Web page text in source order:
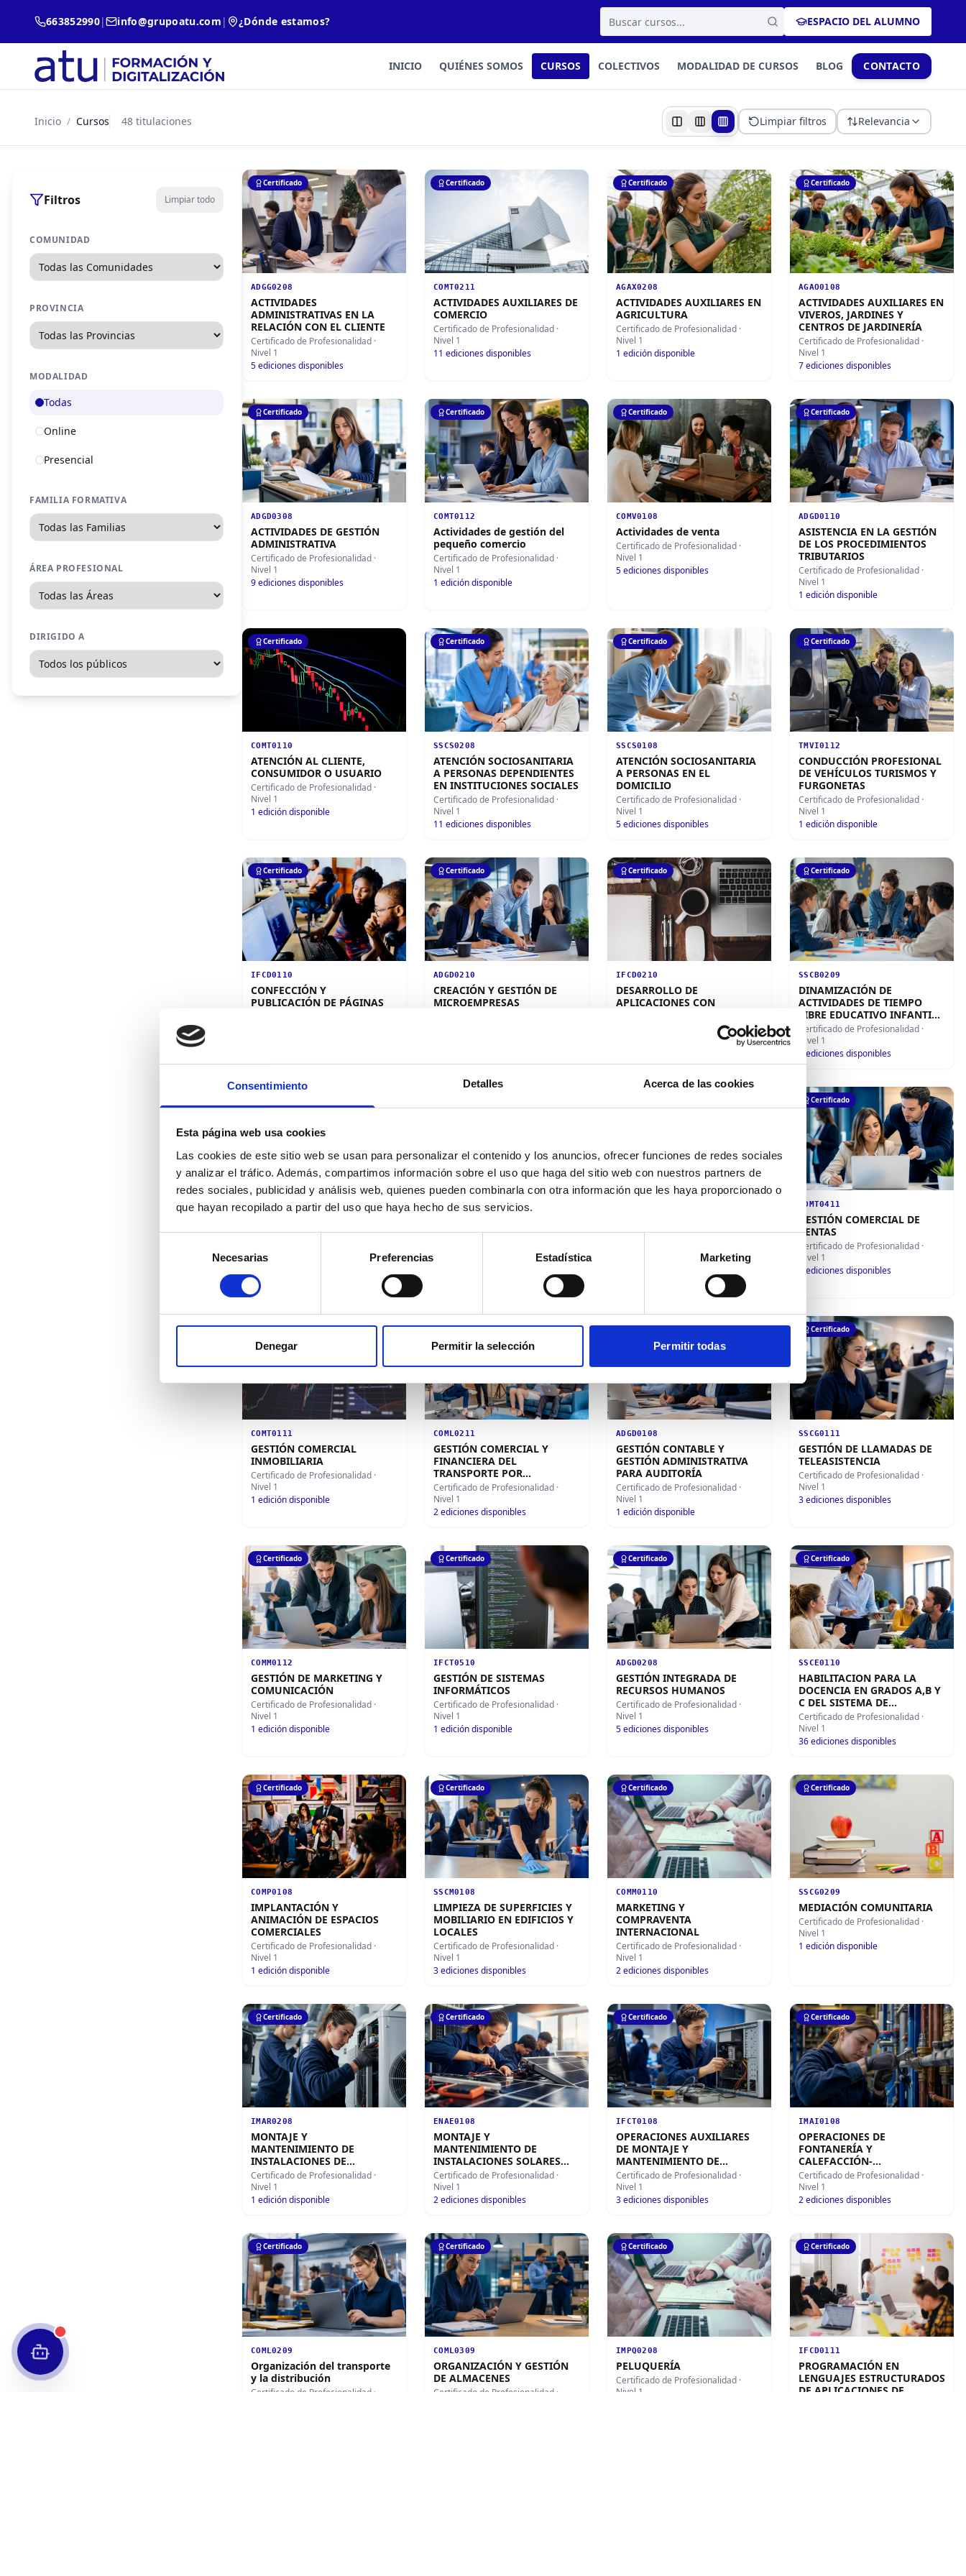
Consentimiento Detalles Acerca de las cookies
Esta página web usa cookies
Las cookies de este sitio web se usan para personalizar el contenido y los anuncios, ofrecer funciones de redes sociales
y analizar el tráfico. Además, compartimos información sobre el uso que haga del sitio web con nuestros partners de
redes sociales, publicidad y análisis web, quienes pueden combinarla con otra información que les haya proporcionado o
que hayan recopilado a partir del uso que haya hecho de sus servicios.
consentimiento
Necesarias Preferencias Estadística Marketing
Denegar Permitir la selección Permitir todas
663852990| info@grupoatu.com | ¿Dónde estamos? ESPACIO DEL ALUMNO
INICIO QUIÉNES SOMOS CURSOS COLECTIVOS MODALIDAD DE CURSOS BLOG CONTACTO
Inicio / Cursos 48 titulaciones Limpiar filtros Relevancia
Filtros Limpiar todo
COMUNIDAD
PROVINCIA
MODALIDAD
Todas
Online
Presencial
FAMILIA FORMATIVA
ÁREA PROFESIONAL
DIRIGIDO A
Certificado
ADGG0208
ACTIVIDADES
ADMINISTRATIVAS EN LA
RELACIÓN CON EL CLIENTE
Certificado de Profesionalidad ·
Nivel 1
5ediciones disponibles
Certificado
COMT0211
ACTIVIDADES AUXILIARES DE
COMERCIO
Certificado de Profesionalidad ·
Nivel 1
11 ediciones disponibles
Certificado
AGAX0208
ACTIVIDADES AUXILIARES EN
AGRICULTURA
Certificado de Profesionalidad ·
Nivel 1
1 edición disponible
Certificado
AGAO0108
ACTIVIDADES AUXILIARES EN
VIVEROS, JARDINES Y
CENTROS DE JARDINERÍA
Certificado de Profesionalidad ·
Nivel 1
7ediciones disponibles
Certificado
ADGD0308
ACTIVIDADES DE GESTIÓN
ADMINISTRATIVA
Certificado de Profesionalidad ·
Nivel 1
9ediciones disponibles
Certificado
COMT0112
Actividades de gestión del
pequeño comercio
Certificado de Profesionalidad ·
Nivel 1
1 edición disponible
Certificado
COMV0108
Actividades de venta
Certificado de Profesionalidad ·
Nivel 1
5ediciones disponibles
Certificado
ADGD0110
ASISTENCIA EN LA GESTIÓN
DE LOS PROCEDIMIENTOS
TRIBUTARIOS
Certificado de Profesionalidad ·
Nivel 1
1 edición disponible
Certificado
COMT0110
ATENCIÓN AL CLIENTE,
CONSUMIDOR O USUARIO
Certificado de Profesionalidad ·
Nivel 1
1 edición disponible
Certificado
SSCS0208
ATENCIÓN SOCIOSANITARIA
A PERSONAS DEPENDIENTES
EN INSTITUCIONES SOCIALES
Certificado de Profesionalidad ·
Nivel 1
11 ediciones disponibles
Certificado
SSCS0108
ATENCIÓN SOCIOSANITARIA
A PERSONAS EN EL
DOMICILIO
Certificado de Profesionalidad ·
Nivel 1
5ediciones disponibles
Certificado
TMVI0112
CONDUCCIÓN PROFESIONAL
DE VEHÍCULOS TURISMOS Y
FURGONETAS
Certificado de Profesionalidad ·
Nivel 1
1 edición disponible
Certificado
IFCD0110
CONFECCIÓN Y
PUBLICACIÓN DE PÁGINAS
Certificado
ADGD0210
CREACIÓN Y GESTIÓN DE
MICROEMPRESAS
Certificado
IFCD0210
DESARROLLO DE
APLICACIONES CON
Certificado de Profesionalidad·
Certificado
SSCB0209
DINAMIZACIÓN DE
ACTIVIDADES DE TIEMPO
LIBRE EDUCATIVO INFANTIL
Y JUVENIL
Certificado de Profesionalidad ·
Nivel 1
ediciones disponibles
SSCB0211
COORDINACIÓN DE
LIBRE EDUCATIVO INFANTIL
Certificado de Profesionalidad ·
2ediciones disponibles
ARGG0110
GRÁFICOS
Certificado de Profesionalidad·
ediciones disponibles
Certificado
COMT0411
GESTIÓN COMERCIAL DE
VENTAS
Certificado de Profesionalidad ·
Nivel 1
ediciones disponibles
Certificado
COMT0111
GESTIÓN COMERCIAL
INMOBILIARIA
Certificado de Profesionalidad ·
Nivel 1
1 edición disponible
Certificado
COML0211
GESTIÓN COMERCIAL Y
FINANCIERA DEL
TRANSPORTE POR
CARRETERA
Certificado de Profesionalidad ·
Nivel 1
2ediciones disponibles
ADGD0108
GESTIÓN CONTABLE Y
GESTIÓN ADMINISTRATIVA
PARA AUDITORÍA
Certificado de Profesionalidad ·
Nivel 1
1 edición disponible
Certificado
SSCG0111
GESTIÓN DE LLAMADAS DE
TELEASISTENCIA
Certificado de Profesionalidad ·
Nivel 1
3ediciones disponibles
Certificado
COMM0112
GESTIÓN DE MARKETING Y
COMUNICACIÓN
Certificado de Profesionalidad ·
Nivel 1
1 edición disponible
Certificado
IFCT0510
GESTIÓN DE SISTEMAS
INFORMÁTICOS
Certificado de Profesionalidad ·
Nivel 1
1 edición disponible
Certificado
ADGD0208
GESTIÓN INTEGRADA DE
RECURSOS HUMANOS
Certificado de Profesionalidad ·
Nivel 1
5ediciones disponibles
Certificado
SSCE0110
HABILITACION PARA LA
DOCENCIA EN GRADOS A,B Y
C DEL SISTEMA DE
FORMACION PROFESIONAL
Certificado de Profesionalidad ·
Nivel 1
36ediciones disponibles
Certificado
COMP0108
IMPLANTACIÓN Y
ANIMACIÓN DE ESPACIOS
COMERCIALES
Certificado de Profesionalidad ·
Nivel 1
1 edición disponible
Certificado
SSCM0108
LIMPIEZA DE SUPERFICIES Y
MOBILIARIO EN EDIFICIOS Y
LOCALES
Certificado de Profesionalidad ·
Nivel 1
3ediciones disponibles
Certificado
COMM0110
MARKETING Y
COMPRAVENTA
INTERNACIONAL
Certificado de Profesionalidad ·
Nivel 1
2ediciones disponibles
Certificado
SSCG0209
MEDIACIÓN COMUNITARIA
Certificado de Profesionalidad ·
Nivel 1
1 edición disponible
Certificado
IMAR0208
MONTAJE Y
MANTENIMIENTO DE
INSTALACIONES DE
CLIMATIZACIÓN Y
VENTILACIÓN-EXTRACCIÓN
Certificado de Profesionalidad ·
Nivel 1
1 edición disponible
Certificado
ENAE0108
MONTAJE Y
MANTENIMIENTO DE
INSTALACIONES SOLARES
FOTOVOLTAICAS
Certificado de Profesionalidad ·
Nivel 1
2ediciones disponibles
Certificado
IFCT0108
OPERACIONES AUXILIARES
DE MONTAJE Y
MANTENIMIENTO DE
SISTEMAS
MICROINFORMÁTICOS
Certificado de Profesionalidad ·
Nivel 1
3ediciones disponibles
Certificado
IMAI0108
OPERACIONES DE
FONTANERÍA Y
CALEFACCIÓN-
CLIMATIZACIÓN DOMÉSTICA
Certificado de Profesionalidad ·
Nivel 1
2ediciones disponibles
Certificado
COML0209
Organización del transporte
y la distribución
Certificado de Profesionalidad ·
Certificado
COML0309
ORGANIZACIÓN Y GESTIÓN
DE ALMACENES
Certificado de Profesionalidad ·
Certificado
IMPQ0208
PELUQUERÍA
Certificado de Profesionalidad ·
Nivel 1
Certificado
IFCD0111
PROGRAMACIÓN EN
LENGUAJES ESTRUCTURADOS
DE APLICACIONES DE